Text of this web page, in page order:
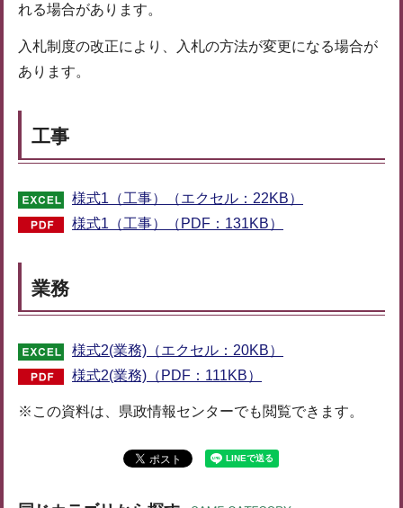
れる場合があります。
入札制度の改正により、入札の方法が変更になる場合が
あります。
工事
様式1（工事）（エクセル：22KB）
様式1（工事）（PDF：131KB）
業務
様式2(業務)（エクセル：20KB）
様式2(業務)（PDF：111KB）
※この資料は、県政情報センターでも閲覧できます。